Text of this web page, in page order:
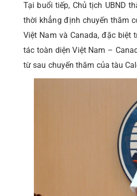
Tại buổi tiếp, Chủ tịch UBND
thời khẳng định chuyến thăm
Việt Nam và Canada, đặc biệt
tác toàn diện Việt Nam –
từ sau chuyến thăm của tàu